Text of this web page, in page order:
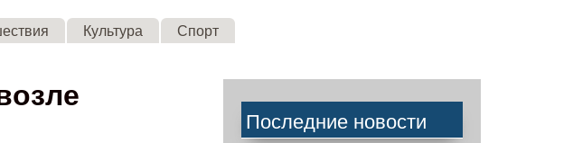
Культура Спорт
Последние новости